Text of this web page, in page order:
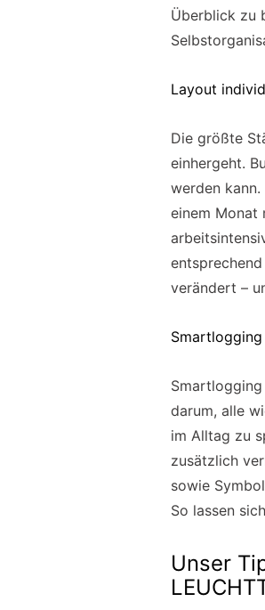
Überblick zu
Layout
Die größte
einhergeht.
werden
einem Monat
verändert –
Smartlogging
darum, alle
im Alltag zu
zusätzlich
sowie
So lassen
Unser